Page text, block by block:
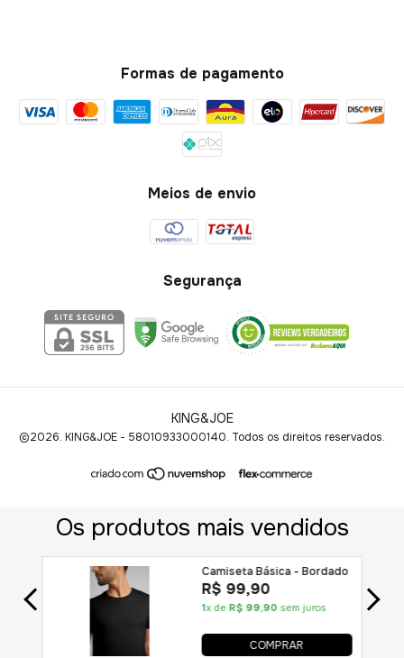
Formas de pagamento
Meios de envio
Segurança
KING&JOE
©2026. KING&JOE - 58010933000140. Todos os direitos reservados.